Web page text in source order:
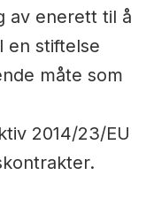
av enerett til å
en stiftelse
måte som
2014/23/EU